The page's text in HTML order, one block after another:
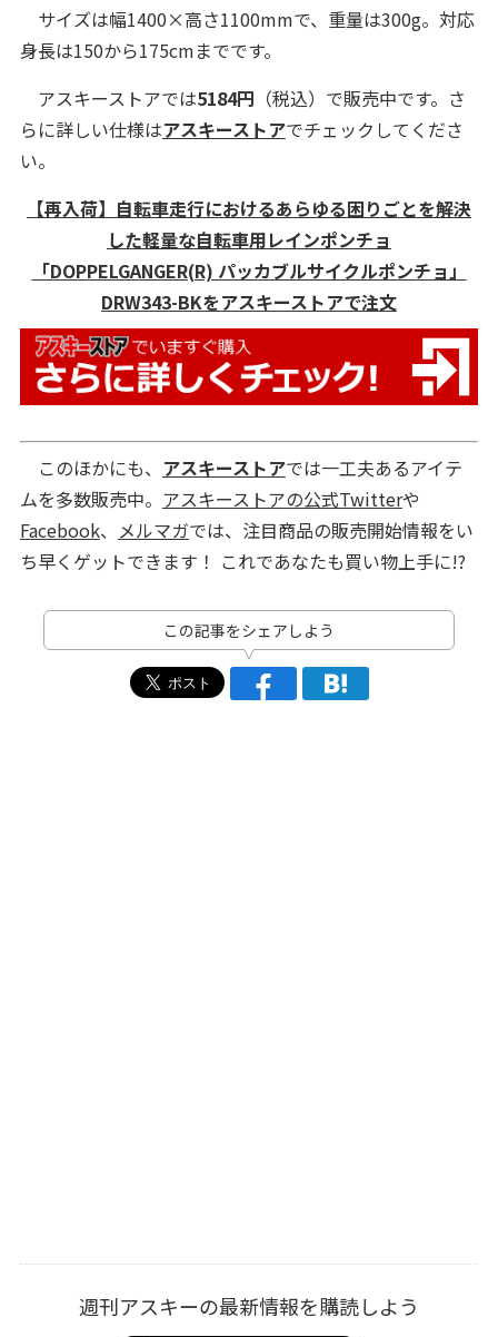
サイズは幅1400×高さ1100mmで、重量は300g。対応
身長は150から175cmまでです。
アスキーストアでは5184円 （税込）で販売中です。さ
らに詳しい仕様はアスキーストアでチェックしてくださ
い。
【再入荷】自転車走行におけるあらゆる困りごとを解決
した軽量な自転車用レインポンチョ
「DOPPELGANGER(R) パッカブルサイクルポンチョ」
DRW343-BKをアスキーストアで注文
このほかにも、 アスキーストアでは一工夫あるアイテ
ムを多数販売中。 アスキーストアの公式Twitterや
Facebook、 メルマガでは、注目商品の販売開始情報をい
ち早くゲットできます！ これであなたも買い物上手に!?
この記事をシェアしよう
週刊アスキーの最新情報を購読しよう